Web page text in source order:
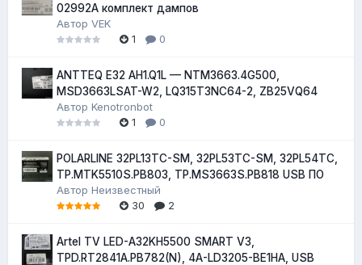
02992A комплект дампов
Автор VEK
1
0
ANTTEQ E32 AH1.Q1L — NTM3663.4G500,
MSD3663LSAT-W2, LQ315T3NC64-2, ZB25VQ64
Автор Kenotronbot
1
0
POLARLINE 32PL13TC-SM, 32PL53TC-SM, 32PL54TC,
TP.MTK5510S.PB803, TP.MS3663S.PB818 USB ПО
Автор Неизвестный
30
2
Artel TV LED-A32KH5500 SMART V3,
TPD.RT2841A.PB782(N), 4A-LD3205-BE1HA, USB